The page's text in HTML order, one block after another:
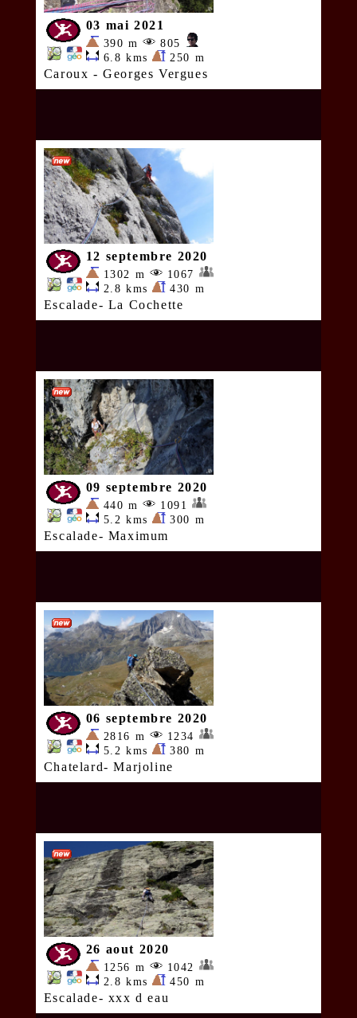
03 mai 2021
390 m
805
6.8 kms
250 m
Caroux - Georges Vergues
12 septembre 2020
1302 m
1067
2.8 kms
430 m
Escalade- La Cochette
09 septembre 2020
440 m
1091
5.2 kms
300 m
Escalade- Maximum
06 septembre 2020
2816 m
1234
5.2 kms
380 m
Chatelard- Marjoline
26 aout 2020
1256 m
1042
2.8 kms
450 m
Escalade- xxx d eau